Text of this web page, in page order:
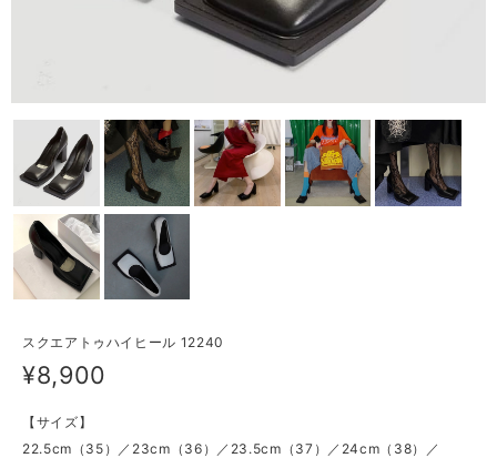
スクエアトゥハイヒール 12240
¥8,900
【サイズ】
22.5cm（35）／23cm（36）／23.5cm（37）／24cm（38）／